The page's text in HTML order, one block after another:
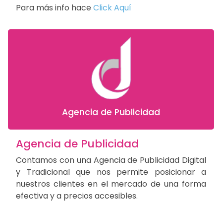
Para más info hace Click Aquí
Agencia de Publicidad
Agencia de Publicidad
Contamos con una Agencia de Publicidad Digital
y Tradicional que nos permite posicionar a
nuestros clientes en el mercado de una forma
efectiva y a precios accesibles.